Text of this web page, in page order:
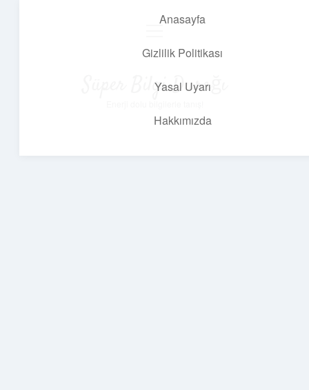
Anasayfa
Gizlilik Politikası
Yasal Uyarı
Hakkımızda
Süper Bilgi Durağı